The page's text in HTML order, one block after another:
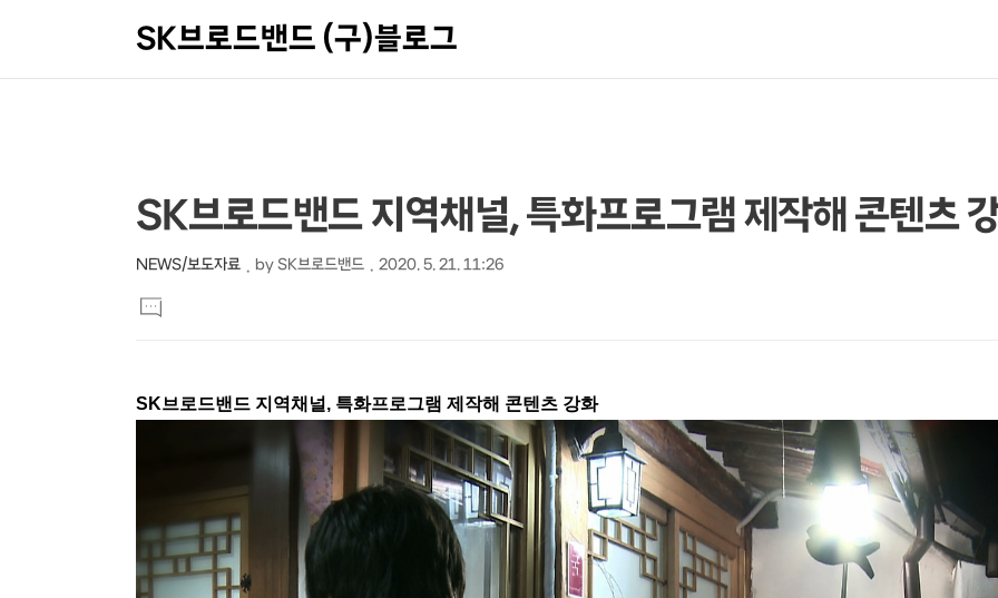
SK브로드밴드 (구)블로그
상
세
컨
텐
본
문
제
목
SK브로드밴드 지역채널, 특화프로그램 제작해 콘텐츠
NEWS/보도자료 by SK브로드밴드 2020. 5. 21. 11:26
문
댓
글
SK브로드밴드 지역채널, 특화프로그램 제작해 콘텐츠 강화